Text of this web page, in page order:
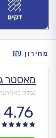
דקים
מחירון
מאסטר
נבדק
4.76